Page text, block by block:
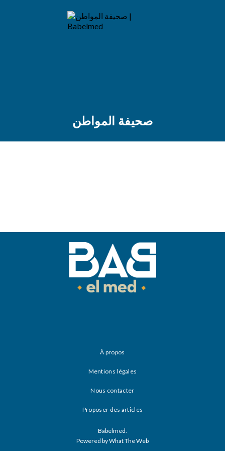
صحيفة المواطن
À propos
Mentions légales
Nous contacter
Proposer des articles
Babelmed.
Powered by What The Web